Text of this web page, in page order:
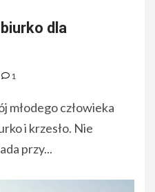
dla
1
młodego człowieka
i krzesło. Nie
przy...